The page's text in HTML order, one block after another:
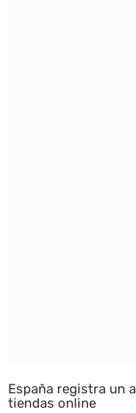
España registra un
tiendas online